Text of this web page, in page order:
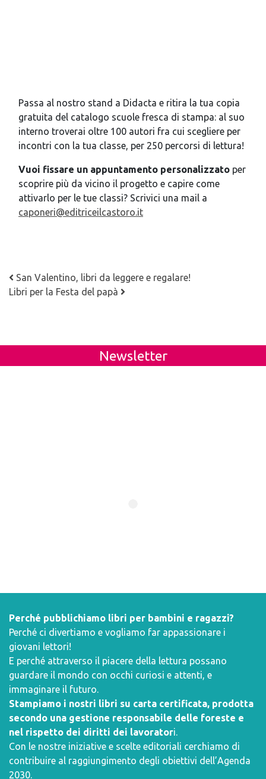
Passa al nostro stand a Didacta e ritira la tua copia
gratuita del catalogo scuole fresca di stampa: al suo
interno troverai oltre 100 autori fra cui scegliere per
incontri con la tua classe, per 250 percorsi di lettura!
Vuoi fissare un appuntamento personalizzato per
scoprire più da vicino il progetto e capire come
attivarlo per le tue classi? Scrivici una mail a
caponeri@editriceilcastoro.it
Navigazione articoli
San Valentino, libri da leggere e regalare!
Libri per la Festa del papà
Newsletter
Perché pubblichiamo libri per bambini e ragazzi?
Perché ci divertiamo e vogliamo far appassionare i
giovani lettori!
E perché attraverso il piacere della lettura possano
guardare il mondo con occhi curiosi e attenti, e
immaginare il futuro.
Stampiamo i nostri libri su carta certificata, prodotta
secondo una gestione responsabile delle foreste e
nel rispetto dei diritti dei lavoratori.
Con le nostre iniziative e scelte editoriali cerchiamo di
contribuire al raggiungimento degli obiettivi dell’Agenda
2030.